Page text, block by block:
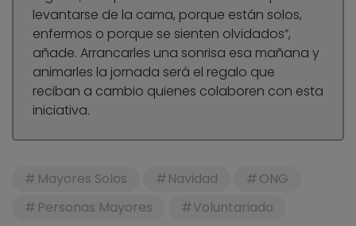
levantarse de la cama, porque están solos,
enfermos o porque se sienten olvidados”,
añade. Arrancarles una sonrisa esa mañana y
animarles la jornada será el regalo que
reciban a cambio quienes colaboren con esta
iniciativa.
Mayores Solos Navidad
ONG
Personas Mayores
Voluntariado